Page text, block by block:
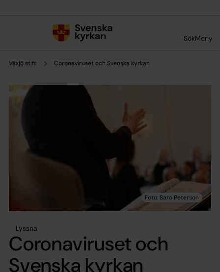
SökMeny
Växjö stift Coronaviruset och Svenska kyrkan
Lyssna
Coronaviruset och
Svenska kyrkan